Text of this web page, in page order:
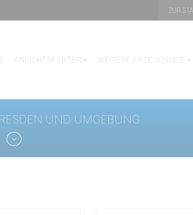
ZUR
ANSICHTSKARTEN WEITERE ERZEUGNISSE
UND UMGEBUNG